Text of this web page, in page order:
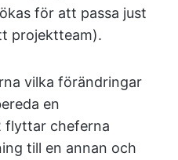
för att passa just
projektteam).
vilka förändringar
en
flyttar cheferna
till en annan och